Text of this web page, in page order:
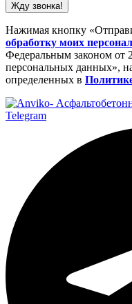
Жду звонка!
Нажимая кнопку
обработку моих
Федеральным законом
персональных данных»,
определенных в
Telegram